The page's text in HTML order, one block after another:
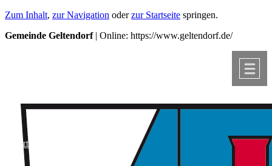
Zum Inhalt, zur Navigation oderzur Startseite springen.
Gemeinde Geltendorf| Online: https://www.geltendorf.de/